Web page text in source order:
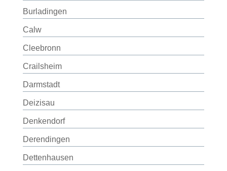
Burladingen
Calw
Cleebronn
Crailsheim
Darmstadt
Deizisau
Denkendorf
Derendingen
Dettenhausen